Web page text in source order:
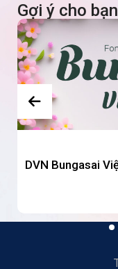
Gợi ý cho bạn
DVN Bungasai